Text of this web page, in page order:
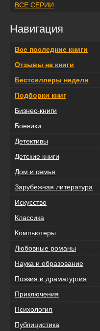
ВСЕ СЕРИИ
Навигация
Все последние книги
Отзывы на книги
Бестселлеры недели
Подборки книг
Бизнес-книги
Боевики
Детективы
Детские книги
Дом и семья
Зарубежная литература
Искусство
Классика
Компьютеры
Любовные романы
Наука и образование
Поэзия и драматургия
Приключения
Психология
Публицистика